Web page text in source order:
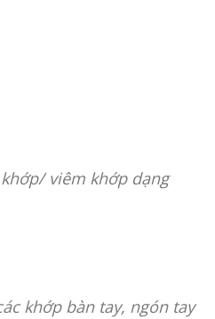
viêm khớp dạng
khớp bàn tay, ngón tay